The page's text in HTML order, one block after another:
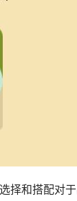
择和搭配对